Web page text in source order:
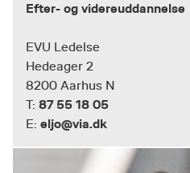
Efter- og videreuddannelse
EVU Ledelse
Hedeager 2
8200 Aarhus N
T: 87 55 18 05
E: eljo@via.dk